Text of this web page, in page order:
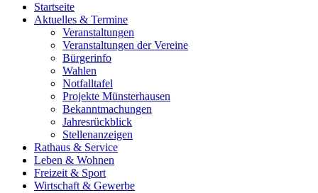
Startseite
Aktuelles & Termine
Veranstaltungen
Veranstaltungen der Vereine
Bürgerinfo
Wahlen
Notfalltafel
Projekte Münsterhausen
Bekanntmachungen
Jahresrückblick
Stellenanzeigen
Rathaus & Service
Leben & Wohnen
Freizeit & Sport
Wirtschaft & Gewerbe